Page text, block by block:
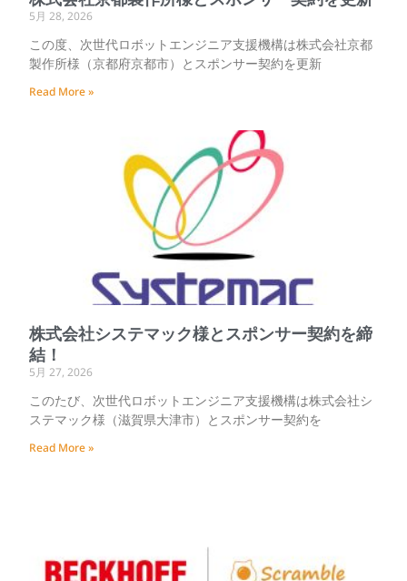
5月 28, 2026
この度、次世代ロボットエンジニア支援機構は株式会社京都
製作所様（京都府京都市）とスポンサー契約を更新
Read More »
株式会社システマック様とスポンサー契約を締
結！
5月 27, 2026
このたび、次世代ロボットエンジニア支援機構は株式会社シ
ステマック様（滋賀県大津市）とスポンサー契約を
Read More »